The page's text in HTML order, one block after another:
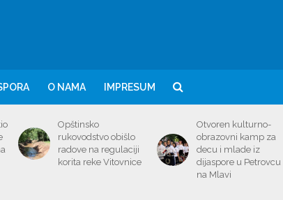
O NAMA IMPRESUM
Opštinsko
rukovodstvo obišlo
radove na regulaciji
korita reke Vitovnice
Otvoren kulturno-
obrazovni kamp za
decu i mlade iz
dijaspore u Petrovcu
na Mlavi